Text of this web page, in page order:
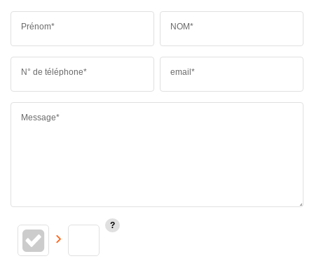
Prénom* NOM*
N° de téléphone* email*
Message*